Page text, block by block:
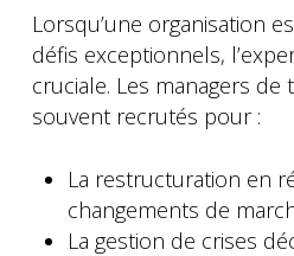
Lorsqu’une organisation
défis exceptionnels,
cruciale. Les managers
souvent recrutés pour :
La restructuration en
changements de
La gestion de crises